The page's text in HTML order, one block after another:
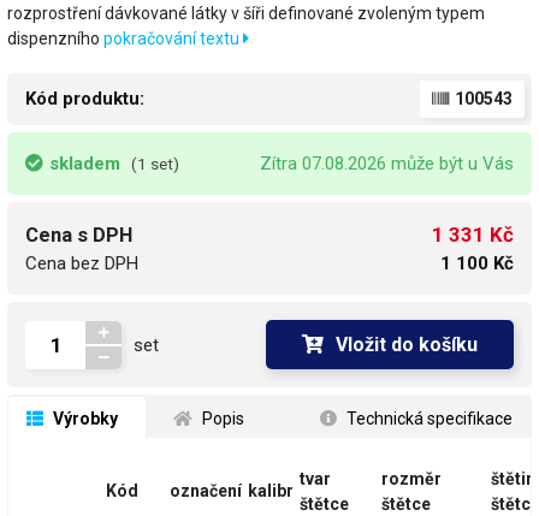
rozprostření dávkované látky v šíři definované zvoleným typem
dispenzního pokračování textu
Kód produktu: 100543
skladem (1 set) Zítra 07.08.2026 může být u Vás
Cena s DPH
Cena bez DPH
1 331 Kč
1 100 Kč
set Vložit do košíku
Výrobky Popis Technická specifikace
Kód označení kalibr
tvar
štětce
rozměr
štětce
štětce